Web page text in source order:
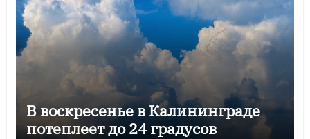
В воскресенье в Калининграде
потеплеет до 24 градусов